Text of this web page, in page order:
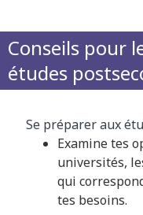
Conseils pour
études
Se préparer aux
Examine tes
universités,
qui
tes besoins.